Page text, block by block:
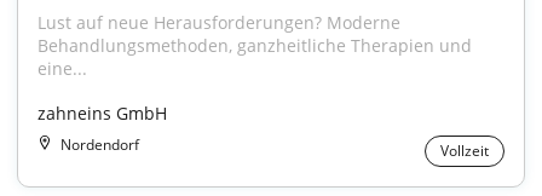
Lust auf neue Herausforderungen? Moderne
Behandlungsmethoden, ganzheitliche Therapien und
eine...
zahneins GmbH
Nordendorf Vollzeit